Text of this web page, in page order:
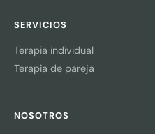
SERVICIOS
Terapia individual
Terapia de pareja
NOSOTROS